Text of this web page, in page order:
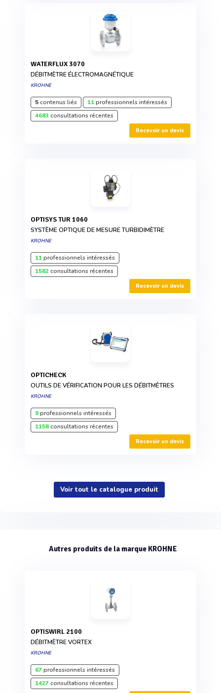
WATERFLUX 3070
DÉBITMÈTRE ÉLECTROMAGNÉTIQUE
KROHNE
5contenus liés 11professionnels intéressés
4683 consultations récentes
Recevoir un devis
OPTISYS TUR 1060
SYSTÈME OPTIQUE DE MESURE TURBIDIMÈTRE
KROHNE
11professionnels intéressés
1582consultations récentes
Recevoir un devis
OPTICHECK
OUTILS DE VÉRIFICATION POUR LES DÉBITMÈTRES
KROHNE
9professionnels intéressés
1158consultations récentes
Recevoir un devis
Voir tout le catalogue produit
Autres produits de la marque KROHNE
OPTISWIRL 2100
DÉBITMÈTRE VORTEX
KROHNE
67professionnels intéressés
1427consultations récentes